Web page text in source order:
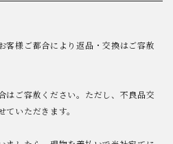
客様ご都合により返品・交換はご容赦
はご容赦ください。ただし、不良品交
いただきます。